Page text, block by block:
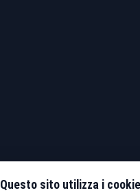
Questo sito utilizza i cookie